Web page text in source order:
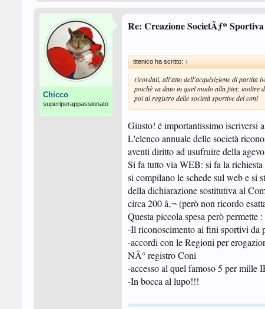
Chicco
superiperappassionato
Re: Creazione SocietÃƒ* Sportiva
ittenico ha scritto: ↑
ricordati, all'atto dell'acquisizione di partita
poichè va dato in quel modo alla fitet; inoltre
poi al registro delle società sportive del coni
Giusto! é importantissimo iscriversi
L'elenco annuale delle società
aventi diritto ad usufruire della
Si fa tutto via WEB: si fa la
si compilano le schede sul web e si
della dichiarazione sostitutiva al
circa 200 â‚¬ (però non ricordo
Questa piccola spesa però permette :
-Il riconoscimento ai fini sportivi da
-accordi con le Regioni per
NÂ° registro Coni
-accesso al quel famoso 5 per mille
-In bocca al lupo!!!